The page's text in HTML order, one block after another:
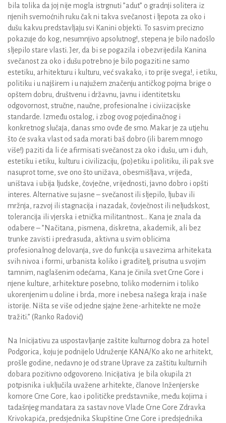
bila tolika da joj nije mogla istrgnuti ”adut” o gradnji solitera iz
njenih svemoćnih ruku čak ni takva svečanost i ljepota za oko i
dušu kakvu predstavljaju svi Kanini objekti. To sasvim precizno
pokazuje do kog, nesumnjivo apsolutnog!, stepena je bilo nadošlo
sljepilo stare vlasti. Jer, da bi se pogazila i obezvrijedila Kanina
svečanost za oko i dušu potrebno je bilo pogaziti ne samo
estetiku, arhitekturu i kulturu, već svakako, i to prije svega!, i etiku,
politiku i u najširem i u najužem značenju antičkog pojma brige o
opštem dobru, društvenu i državnu, javnu i identitetsku
odgovornost, stručne, naučne, profesionalne i civiizacijske
standarde. Između ostalog, i zbog ovog pojedinačnog i
konkretnog slučaja, danas smo ovđe đe smo. Makar je za utjehu
što će svaka vlast od sada morati baš dobro (ili barem mnogo
više!) paziti da li će afirmisati svečanost za oko i dušu, um i duh,
estetiku i etiku, kulturu i civilizaciju, (po)etiku i politiku, ili pak sve
nasuprot tome, sve ono što unižava, obesmišljava, vrijeđa,
uništava i ubija ljudske, čovječne, vrijednosti, javno dobro i opšti
interes. Alternative su jasne – svečanost ili sljepilo, ljubav ili
mržnja, razvoj ili stagnacija i nazadak, čovječnost ili neljudskost,
tolerancija ili vjerska i etnička militantnost… Kana je znala da
odabere – ”Načitana, pismena, diskretna, akademik, ali bez
trunke zavisti i predrasuda, aktivna u svim oblicima
profesionalnog delovanja, sve do funkcija u savezima arhitekata
svih nivoa i formi, urbanista koliko i graditelj, prisutna u svojim
tamnim, naglašenim odećama, Kana je činila svet Crne Gore i
njene kulture, arhitekture posebno, toliko modernim i toliko
ukorenjenim u doline i brda, more i nebesa našega kraja i naše
istorije. Ništa se više od jedne sjajne žene-arhitekte ne može
tražiti.” (Ranko Radović)
Na Inicijativu za uspostavljanje zaštite kulturnog dobra za hotel
Podgorica, koju je podnijelo Udruženje KANA/Ko ako ne arhitekt,
prošle godine, nedavno je od strane Uprave za zaštitu kulturnih
dobara pozitivno odgovoreno. Inicijativa je bila okupila 21
potpisnika i uključila uvažene arhitekte, članove Inženjerske
komore Crne Gore, kao i političke predstavnike, među kojima i
tadašnjeg mandatara za sastav nove Vlade Crne Gore Zdravka
Krivokapića, predsjednika Skupštine Crne Gore i predsjednika